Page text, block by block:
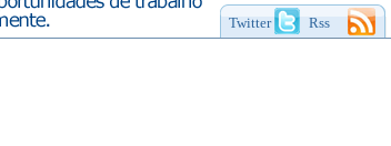
Twitter Rss